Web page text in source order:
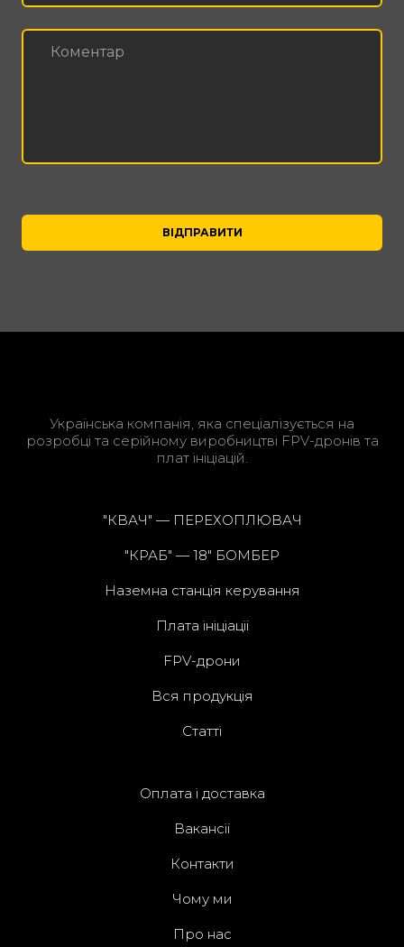
ВІДПРАВИТИ
Українська компанія, яка спеціалізується на
розробці та серійному виробництві FPV-дронів та
плат ініціацій.
"КВАЧ" — ПЕРЕХОПЛЮВАЧ
"КРАБ" — 18" БОМБЕР
Наземна станція керування
Плата ініціації
FPV-дрони
Вся продукція
Статті
Оплата і доставка
Вакансії
Контакти
Чому ми
Про нас